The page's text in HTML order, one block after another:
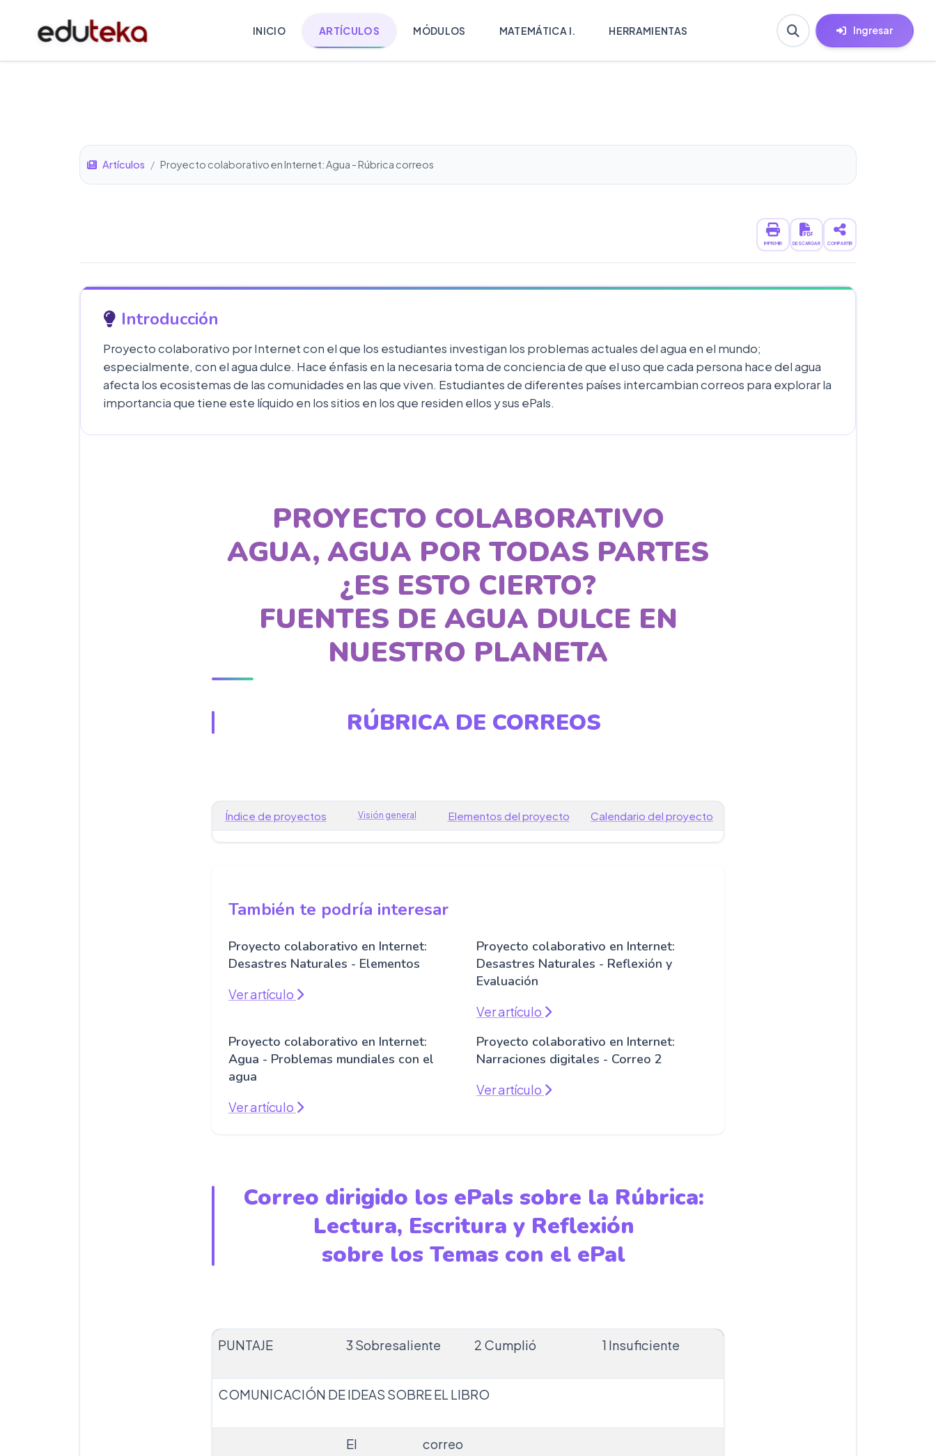
INICIO ARTÍCULOS MÓDULOS MATEMÁTICA I. HERRAMIENTAS Ingresar
Artículos / Proyecto colaborativo en Internet: Agua - Rúbrica correos
IMPRIMIR DESCARGAR COMPARTIR
Introducción
Proyecto colaborativo por Internet con el que los estudiantes investigan los problemas actuales del agua en el mundo;
especialmente, con el agua dulce. Hace énfasis en la necesaria toma de conciencia de que el uso que cada persona hace del agua
afecta los ecosistemas de las comunidades en las que viven. Estudiantes de diferentes países intercambian correos para explorar la
importancia que tiene este líquido en los sitios en los que residen ellos y sus ePals.
PROYECTO COLABORATIVO
AGUA, AGUA POR TODAS PARTES
¿ES ESTO CIERTO?
FUENTES DE AGUA DULCE EN
NUESTRO PLANETA
RÚBRICA DE CORREOS
Índice de proyectos Visión general Elementos del proyecto Calendario del proyecto
También te podría interesar
Proyecto colaborativo en Internet:
Desastres Naturales - Elementos
Ver artículo
Proyecto colaborativo en Internet:
Desastres Naturales - Reflexión y
Evaluación
Ver artículo
Proyecto colaborativo en Internet:
Agua - Problemas mundiales con el
agua
Ver artículo
Proyecto colaborativo en Internet:
Narraciones digitales - Correo 2
Ver artículo
Correo dirigido los ePals sobre la Rúbrica:
Lectura, Escritura y Reflexión
sobre los Temas con el ePal
PUNTAJE 3 Sobresaliente 2 Cumplió 1 Insuficiente
COMUNICACIÓN DE IDEAS SOBRE EL LIBRO
El correo